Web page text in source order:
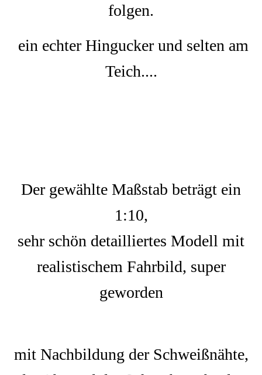
folgen.
ein echter Hingucker und selten am
Teich....
Der gewählte Maßstab beträgt ein
1:10,
sehr schön detailliertes Modell mit
realistischem Fahrbild, super
geworden
mit Nachbildung der Schweißnähte,